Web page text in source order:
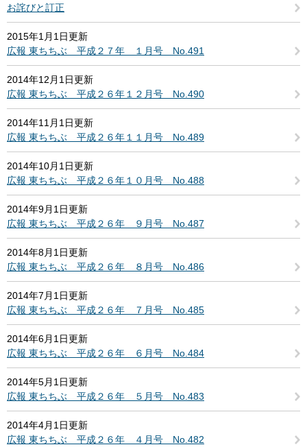
お詫びと訂正
2015年1月1日更新
広報 東ちちぶ 平成２７年 １月号 No.491
2014年12月1日更新
広報 東ちちぶ 平成２６年１２月号 No.490
2014年11月1日更新
広報 東ちちぶ 平成２６年１１月号 No.489
2014年10月1日更新
広報 東ちちぶ 平成２６年１０月号 No.488
2014年9月1日更新
広報 東ちちぶ 平成２６年 ９月号 No.487
2014年8月1日更新
広報 東ちちぶ 平成２６年 ８月号 No.486
2014年7月1日更新
広報 東ちちぶ 平成２６年 ７月号 No.485
2014年6月1日更新
広報 東ちちぶ 平成２６年 ６月号 No.484
2014年5月1日更新
広報 東ちちぶ 平成２６年 ５月号 No.483
2014年4月1日更新
広報 東ちちぶ 平成２６年 ４月号 No.482